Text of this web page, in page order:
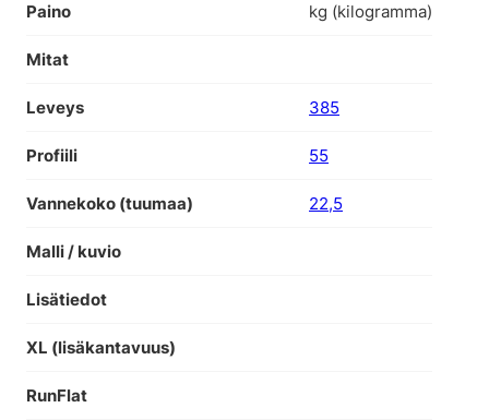
Paino kg (kilogramma)
Mitat
Leveys 385
Profiili 55
Vannekoko (tuumaa) 22,5
Malli / kuvio
Lisätiedot
XL (lisäkantavuus)
RunFlat